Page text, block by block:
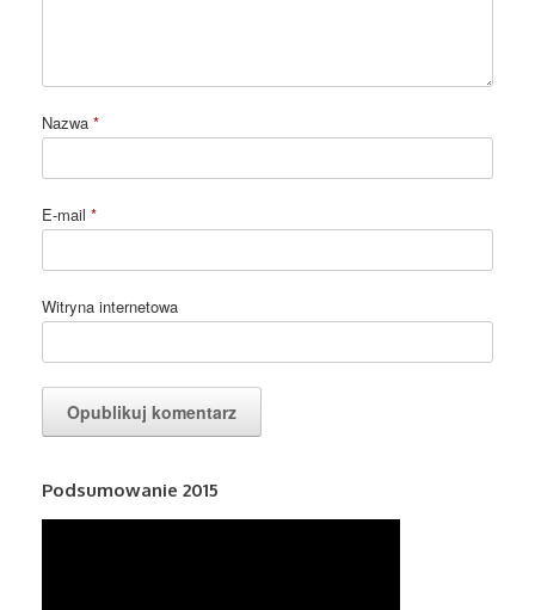
Nazwa *
E-mail *
Witryna internetowa
Podsumowanie 2015